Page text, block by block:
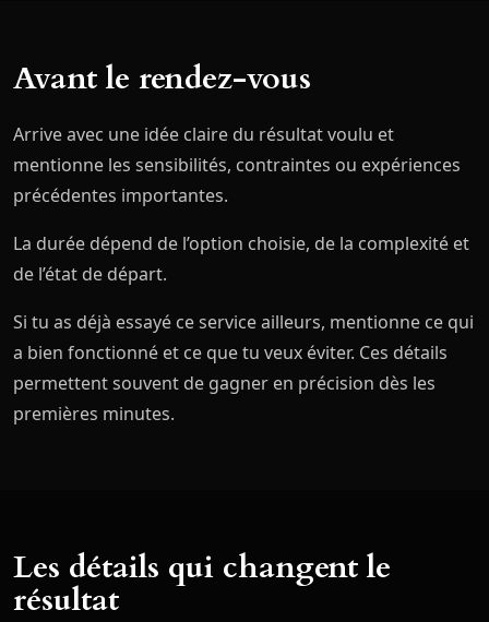
Avant le rendez-vous
Arrive avec une idée claire du résultat voulu et
mentionne les sensibilités, contraintes ou expériences
précédentes importantes.
La durée dépend de l’option choisie, de la complexité et
de l’état de départ.
Si tu as déjà essayé ce service ailleurs, mentionne ce qui
a bien fonctionné et ce que tu veux éviter. Ces détails
permettent souvent de gagner en précision dès les
premières minutes.
Les détails qui changent le
résultat